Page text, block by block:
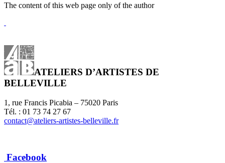
The content of this web page only of the author
ATELIERS D’ARTISTES DE
BELLEVILLE
1, rue Francis Picabia – 75020 Paris
Tél. : 01 73 74 27 67
contact@ateliers-artistes-belleville.fr
Facebook